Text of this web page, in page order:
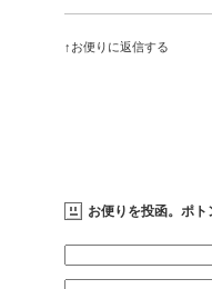
↑お便りに返信する
お便りを投函。ポト